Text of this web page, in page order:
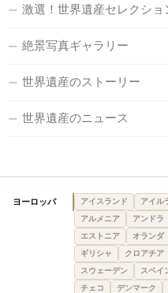
激選！世界遺産セレクショ
絶景写真ギャラリー
世界遺産のストーリー
世界遺産のニュース
ヨーロッパ アイスランド アイル
アルメニア
アンドラ
エストニア
オランダ
ギリシャ
クロアチア
スウェーデン
スペイ
チェコ
デンマーク